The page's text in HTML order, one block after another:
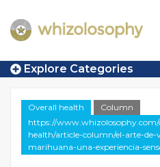
Explore Categories
Overall health
Column
https://www.whizolosophy.com/
health/article-column/el-arte-
marihuana-una-experiencia-